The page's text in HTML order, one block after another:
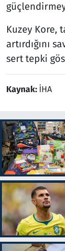
Kuzey Kore,
artırdığını
sert tepki
Kaynak: İHA